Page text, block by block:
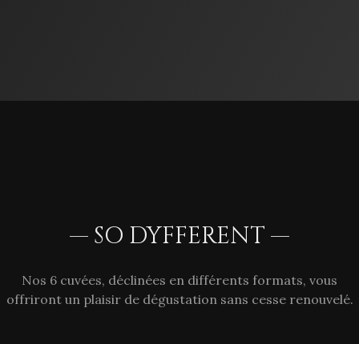
— SO DYFFERENT —
Nos 6 cuvées, déclinées en différents formats, vous
offriront un plaisir de dégustation sans cesse renouvelé.